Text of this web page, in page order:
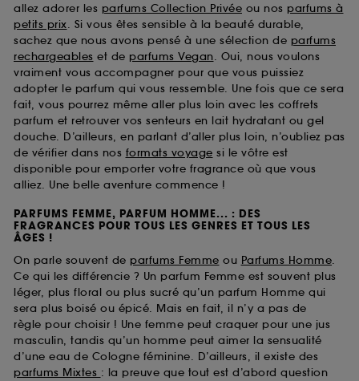
allez adorer les parfums Collection Privée ou nos parfums à
petits prix. Si vous êtes sensible à la beauté durable,
sachez que nous avons pensé à une sélection de parfums
rechargeables et de parfums Vegan. Oui, nous voulons
vraiment vous accompagner pour que vous puissiez
adopter le parfum qui vous ressemble. Une fois que ce sera
fait, vous pourrez même aller plus loin avec les coffrets
parfum et retrouver vos senteurs en lait hydratant ou gel
douche. D’ailleurs, en parlant d’aller plus loin, n’oubliez pas
de vérifier dans nos formats voyage si le vôtre est
disponible pour emporter votre fragrance où que vous
alliez. Une belle aventure commence !
PARFUMS FEMME, PARFUM HOMME... : DES
FRAGRANCES POUR TOUS LES GENRES ET TOUS LES
ÂGES !
On parle souvent de parfums Femme ou Parfums Homme.
Ce qui les différencie ? Un parfum Femme est souvent plus
léger, plus floral ou plus sucré qu’un parfum Homme qui
sera plus boisé ou épicé. Mais en fait, il n’y a pas de
règle pour choisir ! Une femme peut craquer pour une jus
masculin, tandis qu’un homme peut aimer la sensualité
d’une eau de Cologne féminine. D’ailleurs, il existe des
parfums Mixtes : la preuve que tout est d’abord question